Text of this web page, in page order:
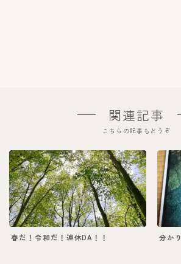
関連記事
こちらの記事もどうぞ
春だ！令和だ！連休DA！！ 分か